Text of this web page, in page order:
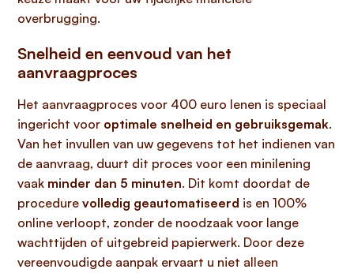
overbrugging.
Snelheid en eenvoud van het
aanvraagproces
Het aanvraagproces voor 400 euro lenen is speciaal
ingericht voor optimale snelheid en gebruiksgemak.
Van het invullen van uw gegevens tot het indienen van
de aanvraag, duurt dit proces voor een minilening
vaak minder dan 5 minuten. Dit komt doordat de
procedure volledig geautomatiseerd is en 100%
online verloopt, zonder de noodzaak voor lange
wachttijden of uitgebreid papierwerk. Door deze
vereenvoudigde aanpak ervaart u niet alleen